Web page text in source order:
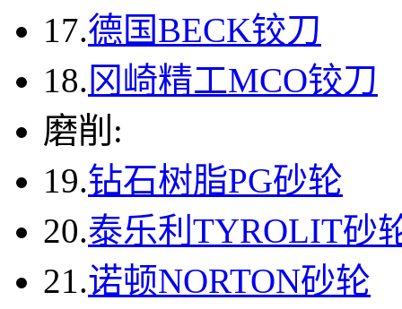
17.德国BECK铰刀
18.冈崎精工MCO铰刀
磨削:
19.钻石树脂PG砂轮
20.泰乐利TYROLIT砂
21.诺顿NORTON砂轮